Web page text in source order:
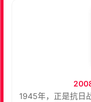
1945年，正是抗日